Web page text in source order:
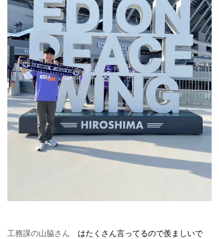
工務課の山脇さん はたくさん言ってるので羨ましいで